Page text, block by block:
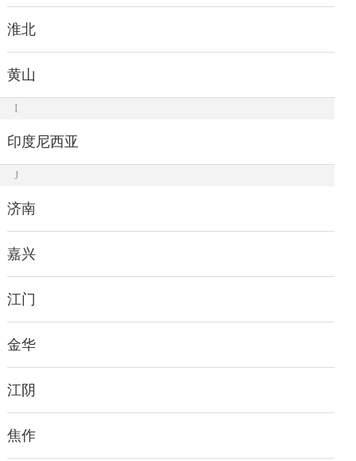
淮北
黄山
I
印度尼西亚
J
济南
嘉兴
江门
金华
江阴
焦作